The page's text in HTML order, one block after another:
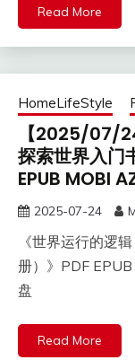
Read More
HomeLifeStyle
【2025/07/
探索世界入门
EPUB MOBI
2025-07-24
《世界运行的逻
册）》PDF
盘
Read More